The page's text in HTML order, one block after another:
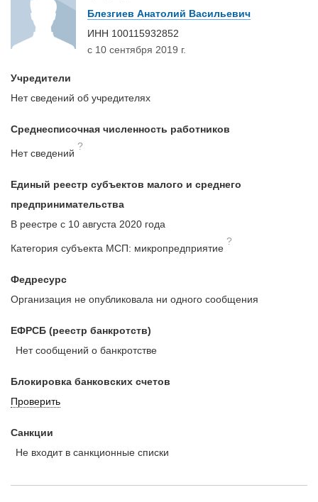
Блезгиев Анатолий Васильевич
ИНН 100115932852
с 10 сентября 2019 г.
Учредители
Нет сведений об учредителях
Среднесписочная численность работников
Нет сведений
?
Единый реестр субъектов малого и среднего
предпринимательства
В реестре с 10 августа 2020 года
Категория субъекта МСП: микропредприятие
?
Федресурс
Организация не опубликовала ни одного сообщения
ЕФРСБ (реестр банкротств)
Нет сообщений о банкротстве
Блокировка банковских счетов
Проверить
Санкции
Не входит в санкционные списки